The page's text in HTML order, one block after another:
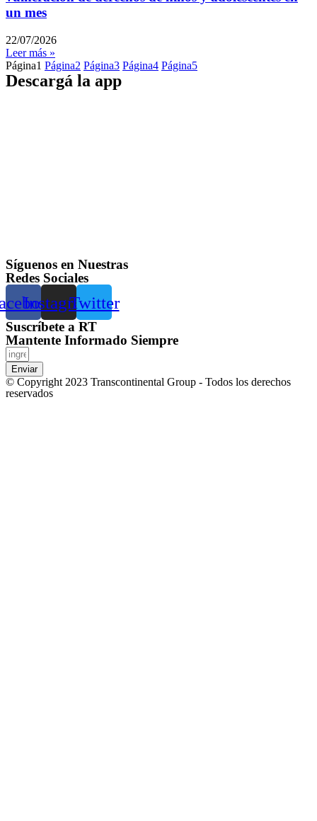
un mes
22/07/2026
Leer más »
Página1 Página2 Página3 Página4 Página5
Descargá la app
Síguenos en Nuestras
Redes Sociales
InstagramTwitter
Suscríbete a RT
Mantente Informado Siempre
Enviar
© Copyright 2023 Transcontinental Group - Todos los derechos
reservados